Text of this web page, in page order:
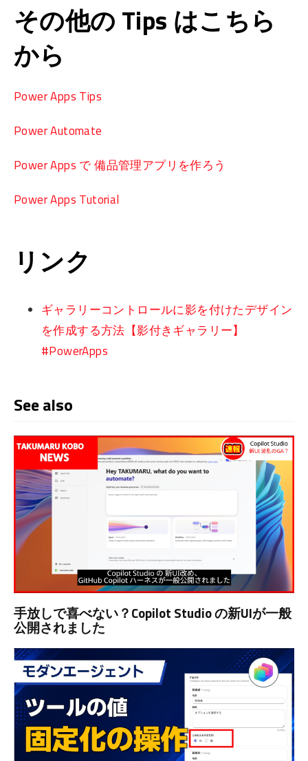
その他の Tips はこちら
から
Power Apps Tips
Power Automate
Power Apps で 備品管理アプリを作ろう
Power Apps Tutorial
リンク
ギャラリーコントロールに影を付けたデザイン
を作成する方法【影付きギャラリー】
#PowerApps
See also
手放しで喜べない？Copilot Studio の新UIが一般
公開されました